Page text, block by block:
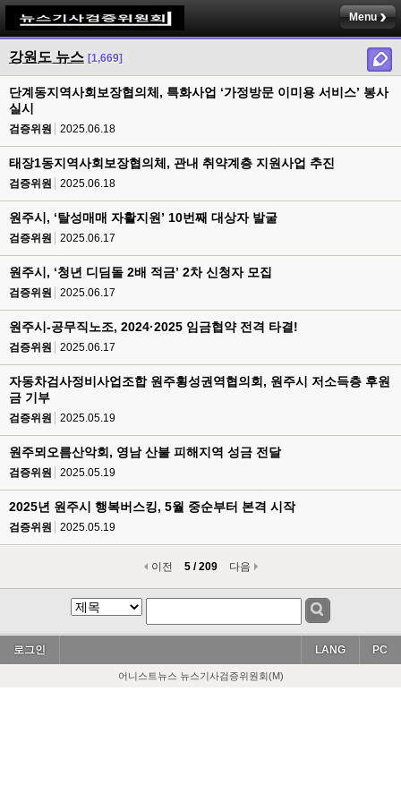
Menu
강원도 뉴스 [1,669]
단계동지역사회보장협의체, 특화사업 ‘가정방문 이미용 서비스’ 봉사
실시
검증위원 2025.06.18
태장1동지역사회보장협의체, 관내 취약계층 지원사업 추진
검증위원 2025.06.18
원주시, ‘탈성매매 자활지원’ 10번째 대상자 발굴
검증위원 2025.06.17
원주시, ‘청년 디딤돌 2배 적금’ 2차 신청자 모집
검증위원 2025.06.17
원주시-공무직노조, 2024·2025 임금협약 전격 타결!
검증위원 2025.06.17
자동차검사정비사업조합 원주횡성권역협의회, 원주시 저소득층 후원
금 기부
검증위원 2025.05.19
원주뫼오름산악회, 영남 산불 피해지역 성금 전달
검증위원 2025.05.19
2025년 원주시 행복버스킹, 5월 중순부터 본격 시작
검증위원 2025.05.19
이전 5 / 209 다음
로그인 PC
LANG
어니스트뉴스 뉴스기사검증위원회(M)